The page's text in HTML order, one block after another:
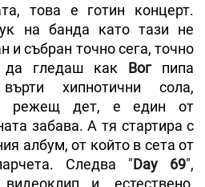
това е готин концерт.
на банда като тази не
и събран точно сега, точно
да гледаш как Вог пипа
хипнотични сола,
режещ дет, е един от
забава. А тя стартира с
албум, от който в сета от
Следва "Day 69",
и, естествено,